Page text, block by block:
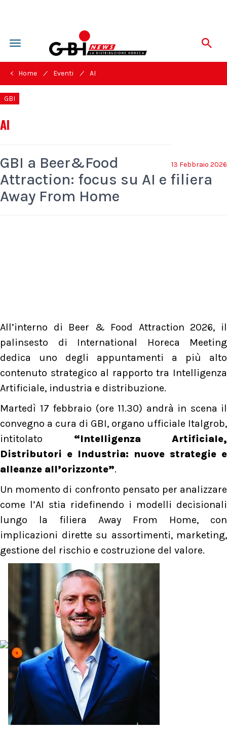
Toggle
navigation
< Home / Eventi / AI
GBI
AI
13 Febbraio 2026
GBI a Beer&Food
Attraction: focus su AI e filiera
Away From Home
All’interno di Beer & Food Attraction 2026, il
palinsesto di International Horeca Meeting
dedica uno degli appuntamenti a più alto
contenuto strategico al rapporto tra Intelligenza
Artificiale, industria e distribuzione.
Martedì 17 febbraio (ore 11.30) andrà in scena il
convegno a cura di GBI, organo ufficiale Italgrob,
intitolato “Intelligenza Artificiale,
Distributori e Industria: nuove strategie e
alleanze all’orizzonte”.
Un momento di confronto pensato per analizzare
come l’AI stia ridefinendo i modelli decisionali
lungo la filiera Away From Home, con
implicazioni dirette su assortimenti, marketing,
gestione del rischio e costruzione del valore.